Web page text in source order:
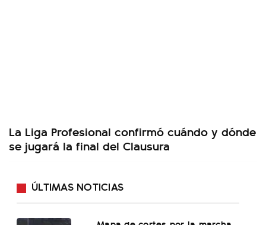
La Liga Profesional confirmó cuándo y dónde
se jugará la final del Clausura
ÚLTIMAS NOTICIAS